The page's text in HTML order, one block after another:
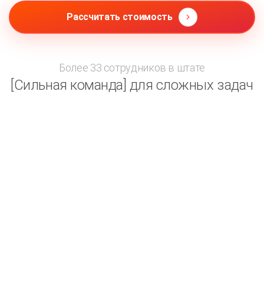
Рассчитать стоимость
Более 33 сотрудников в штате
[Сильная команда] для сложных задач